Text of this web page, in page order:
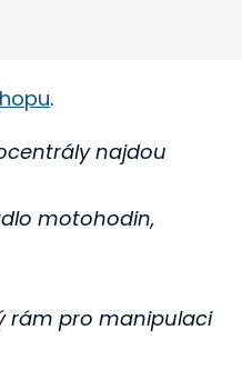
.
najdou
motohodin,
rám pro manipulaci